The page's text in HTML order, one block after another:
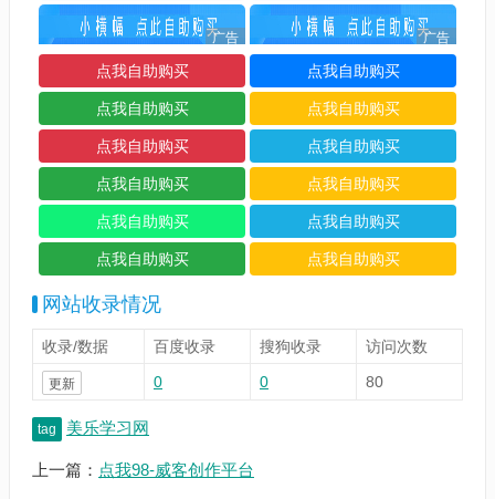
网站收录情况
收录/数据 百度收录 搜狗收录 访问次数
更新 0 0 80
tag 美乐学习网
上一篇： 点我98-威客创作平台